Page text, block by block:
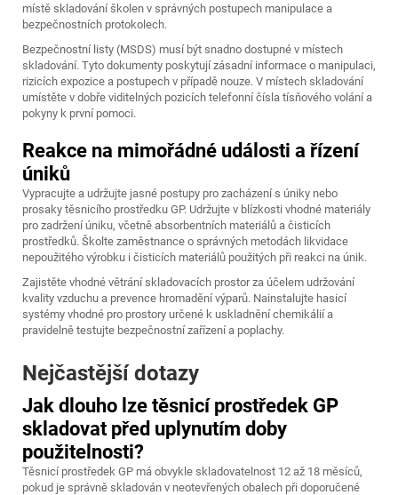
místě skladování školen v správných postupech manipulace a
bezpečnostních protokolech.
Bezpečnostní listy (MSDS) musí být snadno dostupné v místech
skladování. Tyto dokumenty poskytují zásadní informace o manipulaci,
rizicích expozice a postupech v případě nouze. V místech skladování
umístěte v dobře viditelných pozicích telefonní čísla tísňového volání a
pokyny k první pomoci.
Reakce na mimořádné události a řízení
úniků
Vypracujte a udržujte jasné postupy pro zacházení s úniky nebo
prosaky těsnicího prostředku GP. Udržujte v blízkosti vhodné materiály
pro zadržení úniku, včetně absorbentních materiálů a čisticích
prostředků. Školte zaměstnance o správných metodách likvidace
nepoužitého výrobku i čisticích materiálů použitých při reakci na únik.
Zajistěte vhodné větrání skladovacích prostor za účelem udržování
kvality vzduchu a prevence hromadění výparů. Nainstalujte hasicí
systémy vhodné pro prostory určené k uskladnění chemikálií a
pravidelně testujte bezpečnostní zařízení a poplachy.
Nejčastější dotazy
Jak dlouho lze těsnicí prostředek GP
skladovat před uplynutím doby
použitelnosti?
Těsnicí prostředek GP má obvykle skladovatelnost 12 až 18 měsíců,
pokud je správně skladován v neotevřených obalech při doporučené